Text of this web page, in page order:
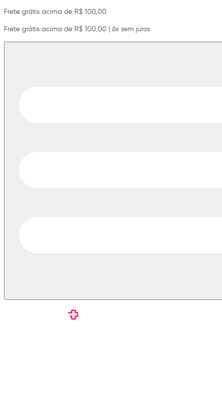
Frete grátis acima de R$ 100,00
Frete grátis acima de R$ 100,00 | 6x sem juros